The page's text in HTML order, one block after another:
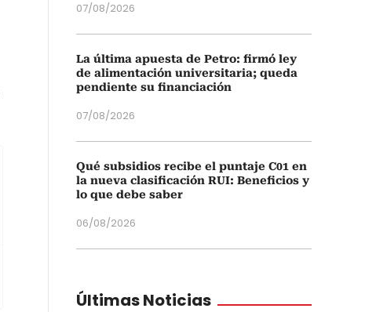
07/08/2026
La última apuesta de Petro: firmó ley
de alimentación universitaria; queda
pendiente su financiación
07/08/2026
Qué subsidios recibe el puntaje C01 en
la nueva clasificación RUI: Beneficios y
lo que debe saber
06/08/2026
Últimas Noticias